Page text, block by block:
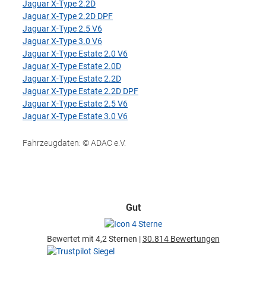
Jaguar X-Type 2.2D
Jaguar X-Type 2.2D DPF
Jaguar X-Type 2.5 V6
Jaguar X-Type 3.0 V6
Jaguar X-Type Estate 2.0 V6
Jaguar X-Type Estate 2.0D
Jaguar X-Type Estate 2.2D
Jaguar X-Type Estate 2.2D DPF
Jaguar X-Type Estate 2.5 V6
Jaguar X-Type Estate 3.0 V6
Fahrzeugdaten: © ADAC e.V.
Gut
Bewertet mit 4,2 Sternen |30.814 Bewertungen